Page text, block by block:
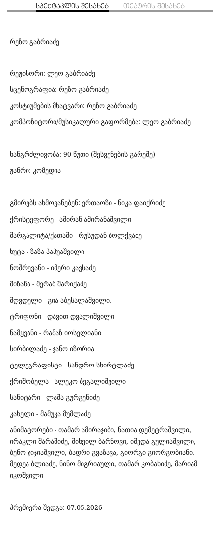
ᲡᲞᲔᲥᲢᲐᲙᲚᲘᲡ ᲨᲔᲡᲐᲮᲔᲑ ᲗᲔᲐᲢᲠᲘᲡ ᲨᲔᲡᲐᲮᲔᲑ
რეზო გაბრიაძე
რეჟისორი: ლეო გაბრიაძე
სცენოგრაფია: რეზო გაბრიაძე
კოსტიუმების მხატვარი: რეზო გაბრიაძე
კომპოზიტორი/მუსიკალური გაფორმება: ლეო გაბრიაძე
ხანგრძლივობა: 90 წუთი (შესვენების გარეშე)
ჟანრი: კომედია
გმირებს ახმოვანებენ: ერთაოზი - ნიკა ფაიქრიძე
ქრისტეფორე - ამირან ამირანაშვილი
მარგალიტა/ქათამი - რუსუდან ბოლქვაძე
ხუტა - ზაზა პაპუაშვილი
ნოშრევანი - იმერი კავსაძე
მიზანა - მერაბ შარიქაძე
მღვდელი - გია აბესალაშვილი,
ტრიფონი - დავით დვალიშვილი
წამყვანი - რამაზ იოსელიანი
სირბილაძე - ჯანო იზორია
ტელეგრაფისტი - სანდრო სხირტლაძე
ქრიშობელა - ალეკო ბეგალიშვილი
სანიტარი - ლაშა გურგენიძე
კახელი - მამუკა მუმლაძე
ანიმატორები - თამარ ამირაჯიბი, ნათია დემეტრაშვილი,
ირაკლი შარაშიძე, მიხეილ ბარნოვი, იმედა გულიაშვილი,
ბენო ჯიჯიაშვილი, ბადრი გვაზავა, გიორგი გიორგობიანი,
მედეა ბლიაძე, ნინო მიგრიაული, თამარ კობახიძე, მარიამ
იკოშვილი
პრემიერა შედგა: 07.05.2026